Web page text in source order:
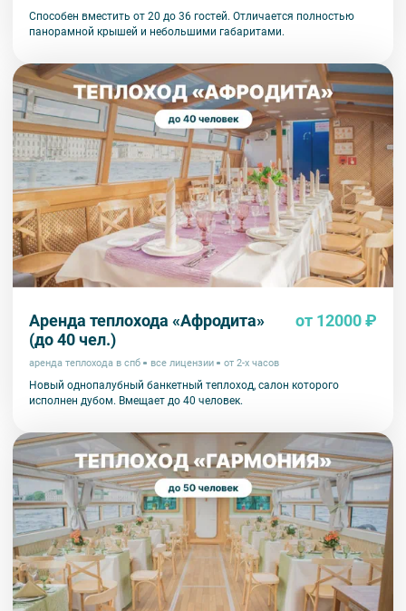
Способен вместить от 20 до 36 гостей. Отличается полностью
панорамной крышей и небольшими габаритами.
Аренда теплохода «Афродита»
(до 40 чел.)
от 12000 ₽
аренда теплохода в спб все лицензии от 2-х часов
Новый однопалубный банкетный теплоход, салон которого
исполнен дубом. Вмещает до 40 человек.